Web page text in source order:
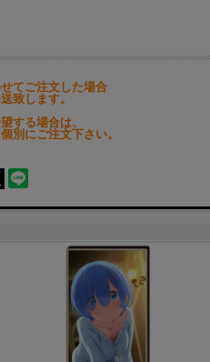
てご注文した場合
致します。
する場合は、
別にご注文下さい。